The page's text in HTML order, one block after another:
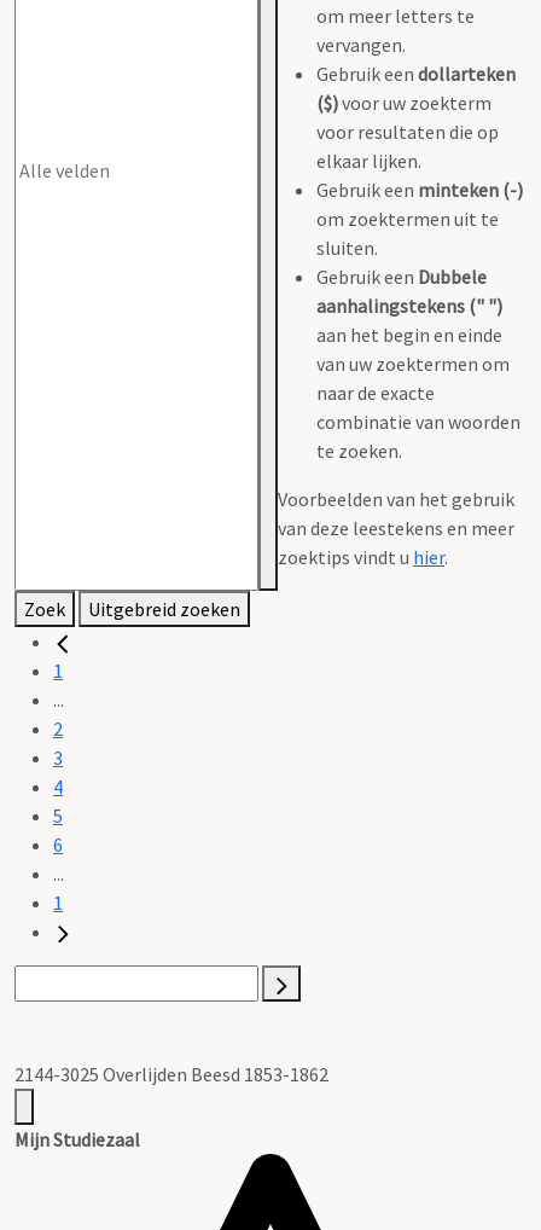
om meer letters te
vervangen.
Gebruik een dollarteken
($)voor uw zoekterm
voor resultaten die op
elkaar lijken.
Gebruik een minteken (-)
om zoektermen uit te
sluiten.
Gebruik een Dubbele
aanhalingstekens (" ")
aan het begin en einde
van uw zoektermen om
naar de exacte
combinatie van woorden
te zoeken.
Voorbeelden van het gebruik
van deze leestekens en meer
zoektips vindt u hier.
Zoek Uitgebreid zoeken
1
...
2
3
4
5
6
...
1
2144-3025 Overlijden Beesd 1853-1862
Mijn Studiezaal